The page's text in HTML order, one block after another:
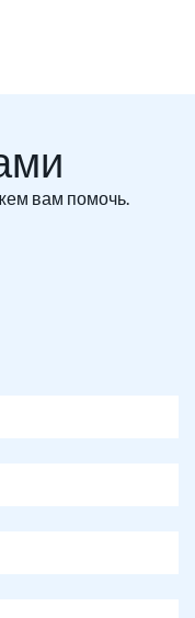
вам помочь.